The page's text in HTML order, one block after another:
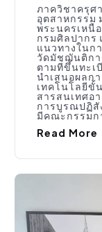
ภาควิชาครุศ
อุตสาหกรรม
พระนครเหนื
กรมศิลปากร
แนวทางในก
วัดมัชฌันติกา
ตามที่ขึ้นทะเ
นำเสนอผลก
เทคโนโลยีขั้
สารสนเทศอ
การบูรณปฏิสั
มีคณะกรรมก
Read More